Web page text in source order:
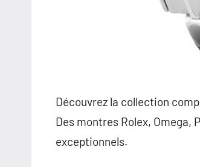
Découvrez la collection
Des montres Rolex, Omega,
exceptionnels.